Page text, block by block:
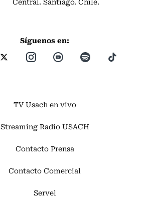
Síguenos en:
TV Usach en vivo
Streaming Radio USACH
Contacto Prensa
Contacto Comercial
Servel